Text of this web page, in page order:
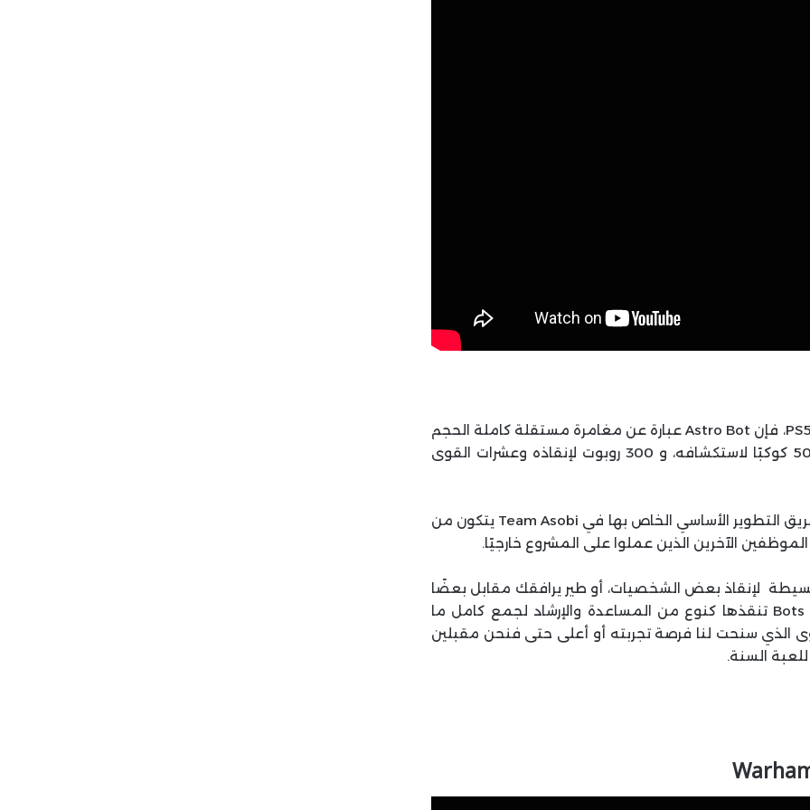
على عكس Astro’s Playroom التي أتيحت مجانًا مع PS5، فإن Astro Bot عبارة عن مغامرة مستقلة كاملة الحجم
تقدم أكثر من 4 أضعاف عدد العوالم مع أكثر من 50 كوكبًا لاستكشافه، و 300 روبوت لإنقاذه وعشرات القوى
استغرقت Astro Bot حوالي 3 سنوات في التطوير وفريق التطوير الأساسي الخاص بها في Team Asobi يتكون من
بسيطة لإنقاذ بعض الشخصيات، أو طير يرافقك مقابل بعضًا
من العملة التي تجمعها وينبهك عند اقترابك من Bots تنقذها كنوع من المساعدة والإرشاد لجمع كامل ما
الذي سنحت لنا فرصة تجربته أو أعلى حتى فنحن مقبلين
السنة.